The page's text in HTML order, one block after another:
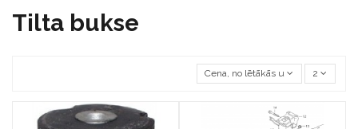
Tilta bukse
Cena, no lētākās uz dārgāko
2